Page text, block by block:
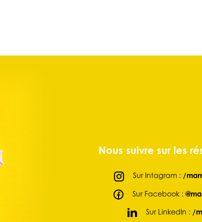
Nous suivre sur les
Sur Intagram : /
Sur Facebook :
Sur LinkedIn : /